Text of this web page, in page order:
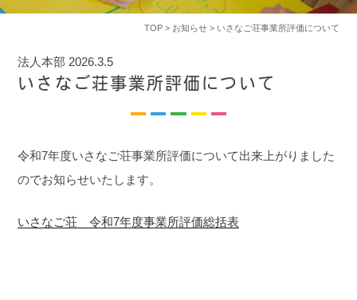
TOP> お知らせ> いさなご荘事業所評価について
法人本部 2026.3.5
いさなご荘事業所評価について
令和7年度いさなご荘事業所評価について出来上がりました
のでお知らせいたします。
いさなご荘 令和7年度事業所評価総括表